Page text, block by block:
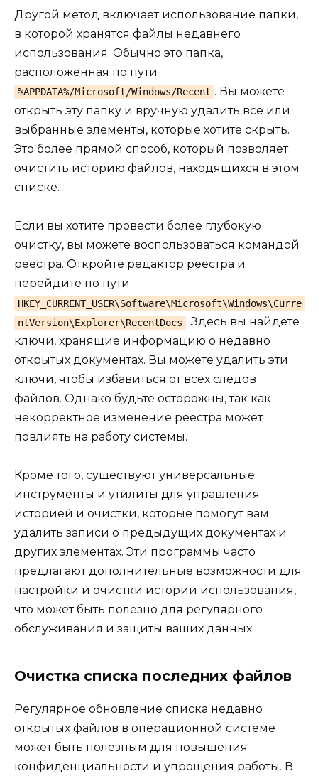
Другой метод включает использование папки,
в которой хранятся файлы недавнего
использования. Обычно это папка,
расположенная по пути
%APPDATA%/Microsoft/Windows/Recent . Вы можете
открыть эту папку и вручную удалить все или
выбранные элементы, которые хотите скрыть.
Это более прямой способ, который позволяет
очистить историю файлов, находящихся в этом
списке.
Если вы хотите провести более глубокую
очистку, вы можете воспользоваться командой
реестра. Откройте редактор реестра и
перейдите по пути
HKEY_CURRENT_USER\Software\Microsoft\Windows\Curre
ntVersion\Explorer\RecentDocs . Здесь вы найдете
ключи, хранящие информацию о недавно
открытых документах. Вы можете удалить эти
ключи, чтобы избавиться от всех следов
файлов. Однако будьте осторожны, так как
некорректное изменение реестра может
повлиять на работу системы.
Кроме того, существуют универсальные
инструменты и утилиты для управления
историей и очистки, которые помогут вам
удалить записи о предыдущих документах и
других элементах. Эти программы часто
предлагают дополнительные возможности для
настройки и очистки истории использования,
что может быть полезно для регулярного
обслуживания и защиты ваших данных.
Очистка списка последних файлов
Регулярное обновление списка недавно
открытых файлов в операционной системе
может быть полезным для повышения
конфиденциальности и упрощения работы. В